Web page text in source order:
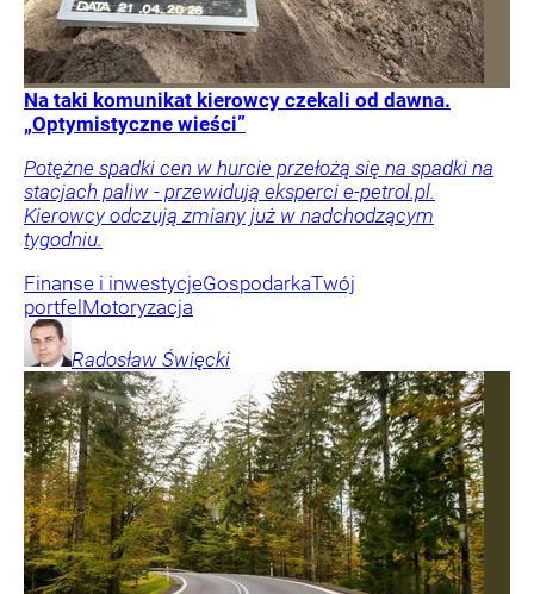
Na taki komunikat kierowcy czekali od dawna.
„Optymistyczne wieści”
Potężne spadki cen w hurcie przełożą się na spadki na
stacjach paliw - przewidują eksperci e-petrol.pl.
Kierowcy odczują zmiany już w nadchodzącym
tygodniu.
Finanse i inwestycjeGospodarkaTwój
portfel Motoryzacja
Radosław Święcki